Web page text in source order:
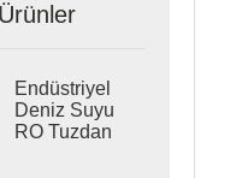
Endüstriyel
Deniz Suyu
RO Tuzdan